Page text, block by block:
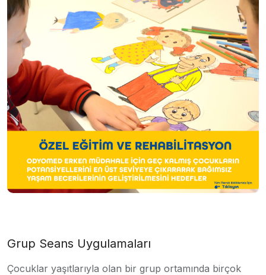
Grup Seans Uygulamaları
Çocuklar yaşıtlarıyla olan bir grup ortamında birçok